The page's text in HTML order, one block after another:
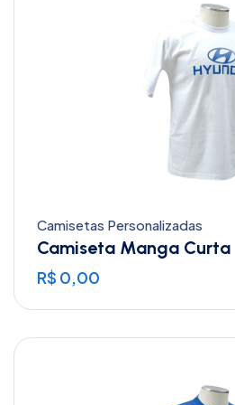
Camisetas Personalizadas
Camiseta Manga Curta
R$ 0,00